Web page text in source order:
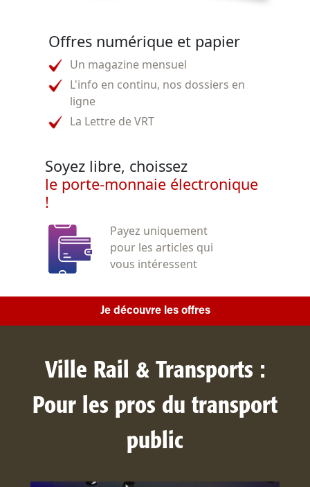
Offres numérique et papier
Un magazine mensuel
L'info en continu, nos dossiers en
ligne
La Lettre de VRT
Soyez libre, choissez
le porte-monnaie électronique
!
Payez uniquement
pour les articles qui
vous intéressent
Je découvre les offres
Ville Rail & Transports :
Pour les pros du transport
public